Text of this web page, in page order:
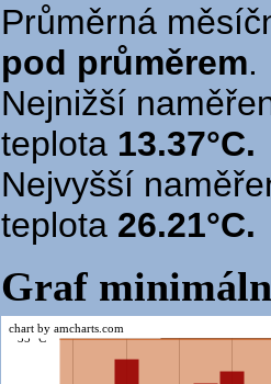
Průměrná
pod průměrem.
Nejnižší
teplota 13.37°C.
Nejvyšší
teplota 26.21°C.
Graf
35 °C
chart by amcharts.com